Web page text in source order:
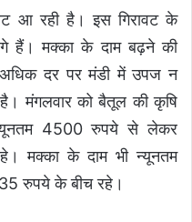
आ रही है। इस गिरावट के
हैं। मक्का के दाम बढ़ने की
अधिक दर पर मंडी में उपज न
है। मंगलवार को बैतूल की कृषि
4500 रुपये से लेकर
मक्का के दाम भी न्यूनतम
रुपये के बीच रहे।